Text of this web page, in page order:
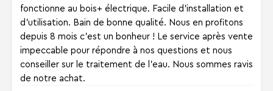
fonctionne au bois+ électrique. Facile d'installation et
d'utilisation. Bain de bonne qualité. Nous en profitons
depuis 8 mois c'est un bonheur ! Le service après vente
impeccable pour répondre à nos questions et nous
conseiller sur le traitement de l'eau. Nous sommes ravis
de notre achat.